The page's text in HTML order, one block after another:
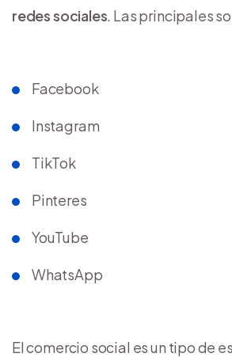
redes sociales. Las principales
Facebook
Instagram
TikTok
Pinteres
YouTube
WhatsApp
El comercio social es un tipo de